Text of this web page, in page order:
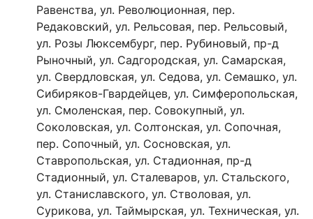
Равенства, ул. Революционная, пер.
Редаковский, ул. Рельсовая, пер. Рельсовый,
ул. Розы Люксембург, пер. Рубиновый, пр-д
Рыночный, ул. Садгородская, ул. Самарская,
ул. Свердловская, ул. Седова, ул. Семашко, ул.
Сибиряков-Гвардейцев, ул. Симферопольская,
ул. Смоленская, пер. Совокупный, ул.
Соколовская, ул. Солтонская, ул. Сопочная,
пер. Сопочный, ул. Сосновская, ул.
Ставропольская, ул. Стадионная, пр-д
Стадионный, ул. Сталеваров, ул. Стальского,
ул. Станиславского, ул. Стволовая, ул.
Сурикова, ул. Таймырская, ул. Техническая, ул.